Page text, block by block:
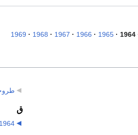
1964
1965
1966
1967
1968
1969
ق
1964 في القانون